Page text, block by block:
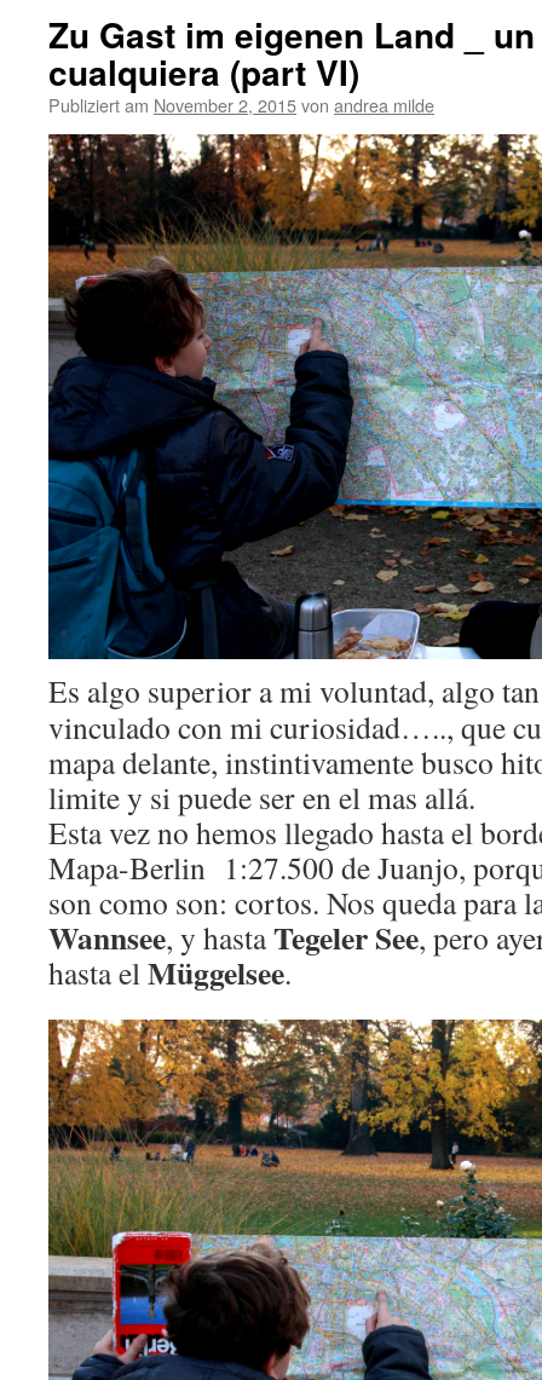
Zu Gast im eigenen Land _
cualquiera (part VI)
Publiziert am November 2, 2015von andrea milde
Es algo superior a mi voluntad, algo
vinculado con mi curiosidad….., que
mapa delante, instintivamente busco
limite y si puede ser en el mas allá.
Esta vez no hemos llegado hasta el
Mapa-Berlin 1:27.500 de Juanjo,
son como son: cortos. Nos queda para
Wannsee, y hastaTegeler See, pero
hasta elMüggelsee.